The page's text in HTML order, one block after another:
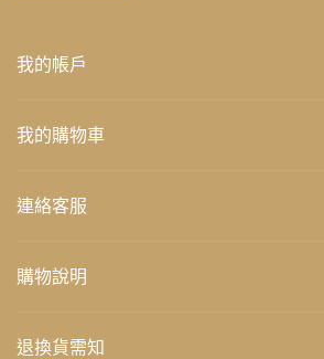
我的帳戶
我的購物車
連絡客服
購物說明
退換貨需知